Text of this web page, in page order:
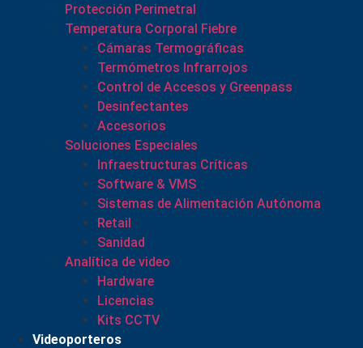
Protección Perimetral
Temperatura Corporal Fiebre
Cámaras Termográficas
Termómetros Infrarrojos
Control de Accesos y Greenpass
Desinfectantes
Accesorios
Soluciones Especiales
Infraestructuras Críticas
Software & VMS
Sistemas de Alimentación Autónoma
Retail
Sanidad
Analítica de video
Hardware
Licencias
Kits CCTV
Videoporteros